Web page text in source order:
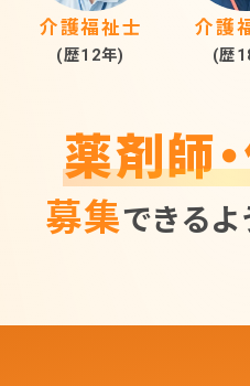
介護福祉士
(歴12年)
介護
(歴
薬剤師
募集できるよ